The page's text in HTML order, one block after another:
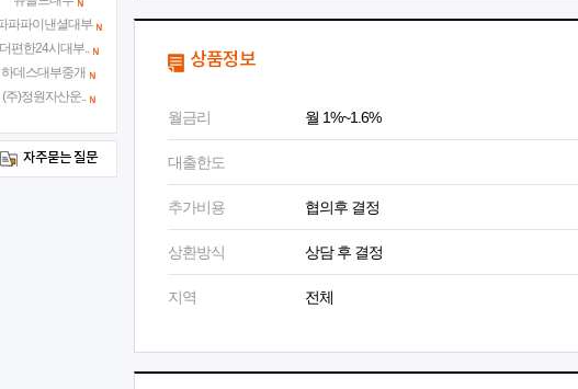
상품정보
월금리 월 1%~1.6%
대출한도
추가비용 협의후 결정
상환방식 상담 후 결정
지역 전체
파파이낸셜대부
편한24시대부..
하데스대부중개
(주)정원자산운..
자주묻는 질문